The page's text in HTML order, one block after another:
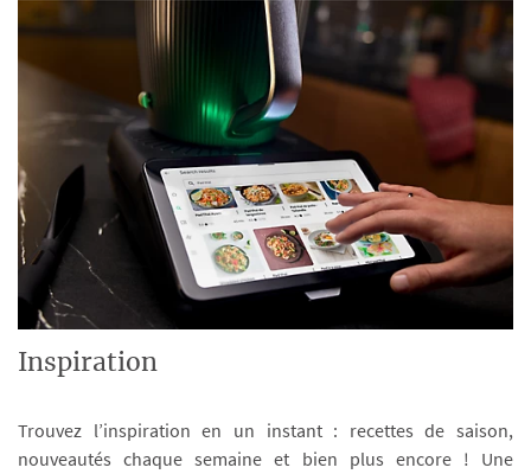
Inspiration
Trouvez l’inspiration en un instant : recettes de saison,
nouveautés chaque semaine et bien plus encore ! Une